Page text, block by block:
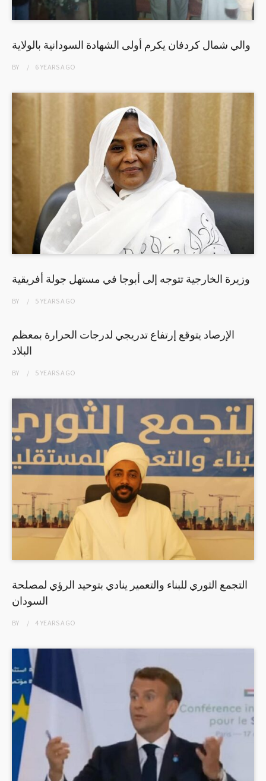
والي شمال كردفان يكرم أولى الشهادة السودانية بالولاية
BY 6 YEARSAGO
وزيرة الخارجية تتوجه إلى أبوجا في مستهل جولة أفريقية
BY 5 YEARSAGO
الإرصاد يتوقع إرتفاع تدريجي لدرجات الحرارة بمعظم
البلاد
BY 5 YEARSAGO
التجمع الثوري للبناء والتعمير ينادي بتوحيد الرؤي لمصلحة
السودان
BY 4 YEARSAGO